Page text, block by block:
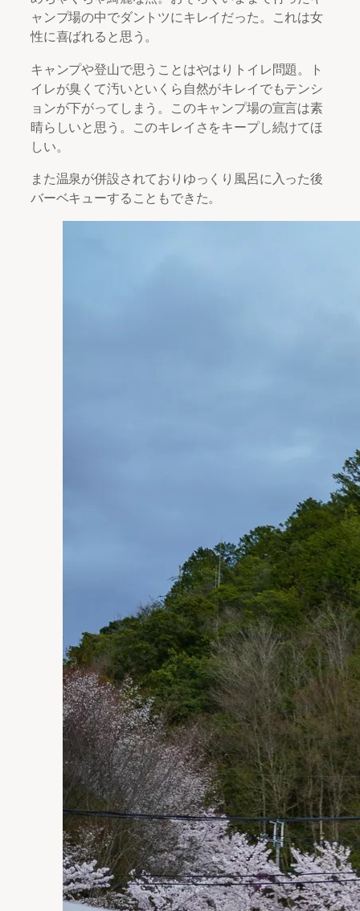
ャンプ場の中でダントツにキレイだった。これは女
性に喜ばれると思う。
キャンプや登山で思うことはやはりトイレ問題。ト
イレが臭くて汚いといくら自然がキレイでもテンシ
ョンが下がってしまう。このキャンプ場の宣言は素
晴らしいと思う。このキレイさをキープし続けてほ
しい。
また温泉が併設されておりゆっくり風呂に入った後
バーベキューすることもできた。